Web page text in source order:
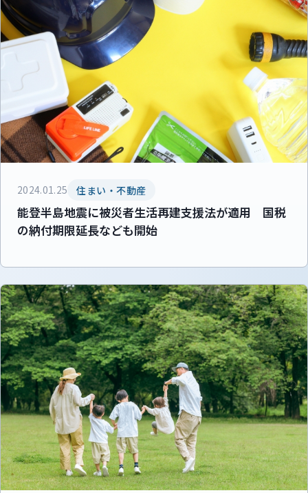
2024.01.25 住まい・不動産
能登半島地震に被災者生活再建支援法が適用 国税
の納付期限延長なども開始